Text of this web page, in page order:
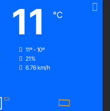
11 ℃
11º - 10º
21%
6.76 km/h